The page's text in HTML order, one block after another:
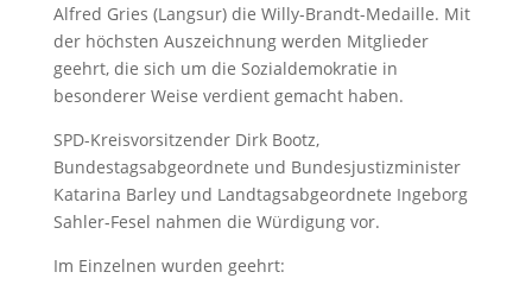
Alfred Gries (Langsur) die Willy-Brandt-Medaille. Mit
der höchsten Auszeichnung werden Mitglieder
geehrt, die sich um die Sozialdemokratie in
besonderer Weise verdient gemacht haben.
SPD-Kreisvorsitzender Dirk Bootz,
Bundestagsabgeordnete und Bundesjustizminister
Katarina Barley und Landtagsabgeordnete Ingeborg
Sahler-Fesel nahmen die Würdigung vor.
Im Einzelnen wurden geehrt: